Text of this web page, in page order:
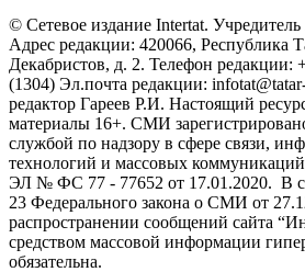
© Сетевое издание Intertat.
Адрес редакции: 420066, Республика
Декабристов, д. 2. Телефон редакции:
(1304) Эл.почта редакции:
редактор Гареев Р.И. Настоящий
материалы 16+. СМИ
службой по надзору в сфере связи,
технологий и массовых
ЭЛ № ФС 77 - 77652 от 17.01.2020. В
23 Федерального закона о СМИ от
распространении сообщений сайта
средством массовой информации
обязательна.